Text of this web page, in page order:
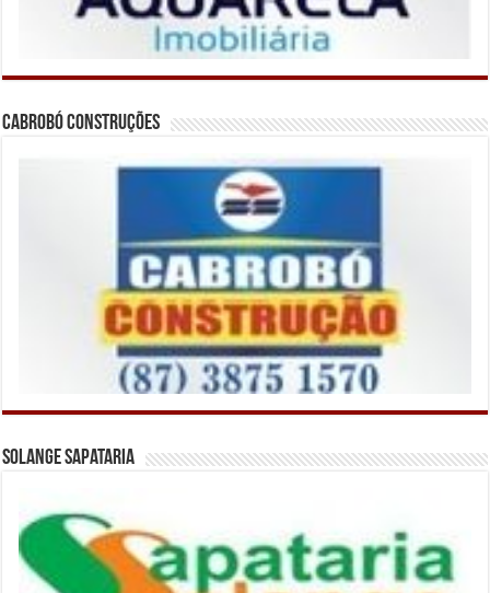
Cabrobó Construções
Solange Sapataria